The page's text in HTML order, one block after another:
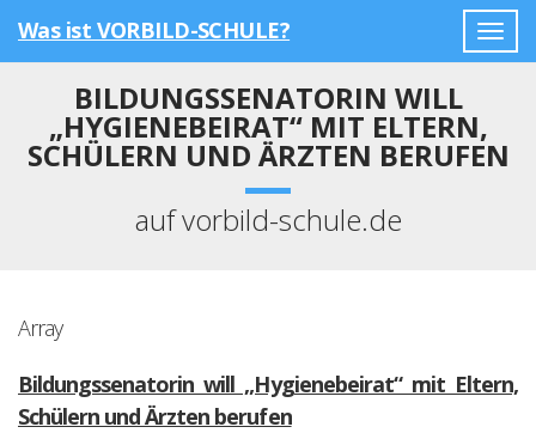
Was ist VORBILD-SCHULE?
BILDUNGSSENATORIN WILL
„HYGIENEBEIRAT“ MIT ELTERN,
SCHÜLERN UND ÄRZTEN BERUFEN
auf vorbild-schule.de
Array
Bildungssenatorin will „Hygienebeirat“ mit Eltern,
Schülern und Ärzten berufen